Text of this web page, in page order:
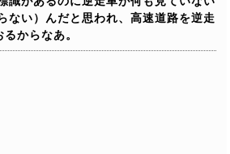
ない）んだと思われ、高速道路を逆走
からなあ。